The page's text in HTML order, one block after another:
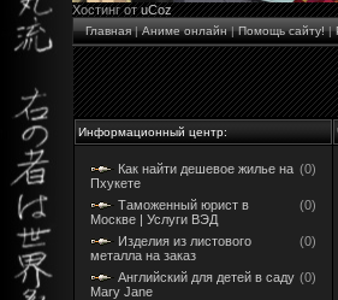
Хостинг отuCoz
Главная|Аниме онлайн|Помощь сайту!|
Информационный центр:
Как найти дешевое жилье на
Пхукете
(0)
Таможенный юрист в
Москве | Услуги ВЭД
(0)
Изделия из листового
металла на заказ
(0)
Английский для детей в саду
Mary Jane
(0)